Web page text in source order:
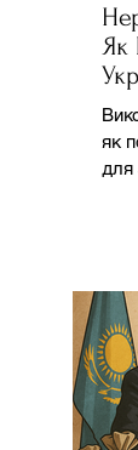
Як
як
для